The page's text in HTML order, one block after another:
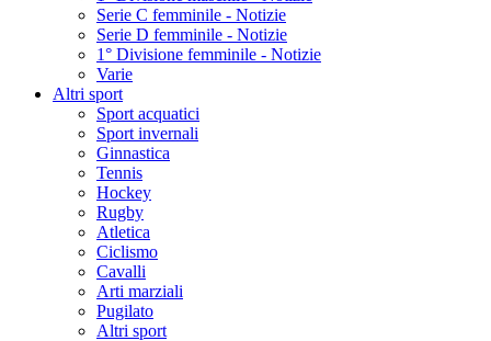
Serie C femminile - Notizie
Serie D femminile - Notizie
1° Divisione femminile - Notizie
Varie
Altri sport
Sport acquatici
Sport invernali
Ginnastica
Tennis
Hockey
Rugby
Atletica
Ciclismo
Cavalli
Arti marziali
Pugilato
Altri sport